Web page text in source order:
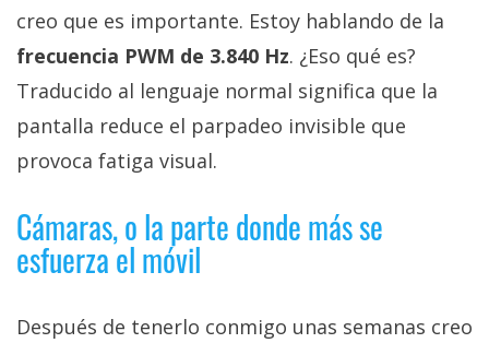
creo que es importante. Estoy hablando de la
frecuencia PWM de 3.840 Hz. ¿Eso qué es?
Traducido al lenguaje normal significa que la
pantalla reduce el parpadeo invisible que
provoca fatiga visual.
Cámaras, o la parte donde más se
esfuerza el móvil
Después de tenerlo conmigo unas semanas creo